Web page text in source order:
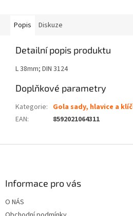
Popis Diskuze
Detailní popis produktu
L 38mm; DIN 3124
Doplňkové parametry
Kategorie: Gola sady, hlavice a
EAN: 8592021064311
Informace pro vás
O NÁS